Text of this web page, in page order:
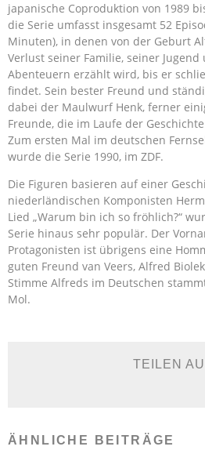
japanische Coproduktion von 1989
die Serie umfasst insgesamt 52
Minuten), in denen von der Geburt
Verlust seiner Familie, seiner Jugend
Abenteuern erzählt wird, bis er
findet. Sein bester Freund und
dabei der Maulwurf Henk, ferner
Freunde, die im Laufe der
Zum ersten Mal im deutschen
wurde die Serie 1990, im ZDF.
Die Figuren basieren auf einer
niederländischen Komponisten
Lied „Warum bin ich so fröhlich?“
Serie hinaus sehr populär. Der
Protagonisten ist übrigens eine
guten Freund van Veers, Alfred
Stimme Alfreds im Deutschen
Mol.
TEILEN
ÄHNLICHE BEITRÄGE